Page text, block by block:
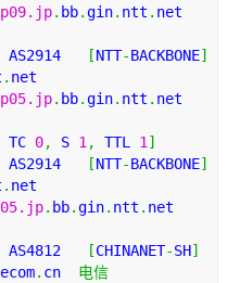
. bb.gin. ntt .
AS2914
[NTT-BACKBONE]
. net
. bb.gin. ntt .
TC 0, S 1 , TTL 1 ]
AS2914
[NTT-BACKBONE]
. net
. bb.gin. ntt .
AS4812
[CHINANET-SH]
. cn 电信